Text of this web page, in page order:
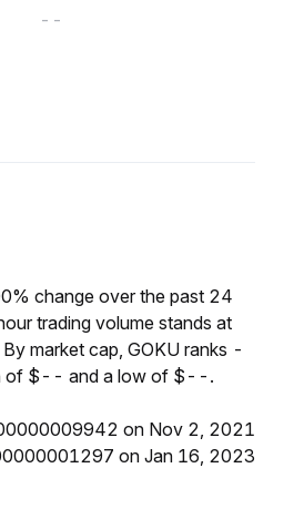
--
change over the past 24
trading volume stands at
market cap, GOKU ranks -
of $-- and a low of $--.
on Nov 2, 2021
on Jan 16, 2023